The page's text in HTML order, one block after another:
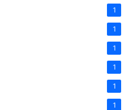
1
1
1
1
1
1